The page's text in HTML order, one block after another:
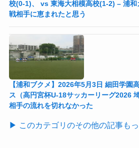
校(0-1)、 vs 東海大相模高校(1-2) – 浦和
戦相手に恵まれたと思う
【浦和ブクメ】2026年5月3日 細田学園
ス（高円宮杯U-18サッカーリーグ2026
相手の流れを切れなかった
▶ このカテゴリのその他の記事も